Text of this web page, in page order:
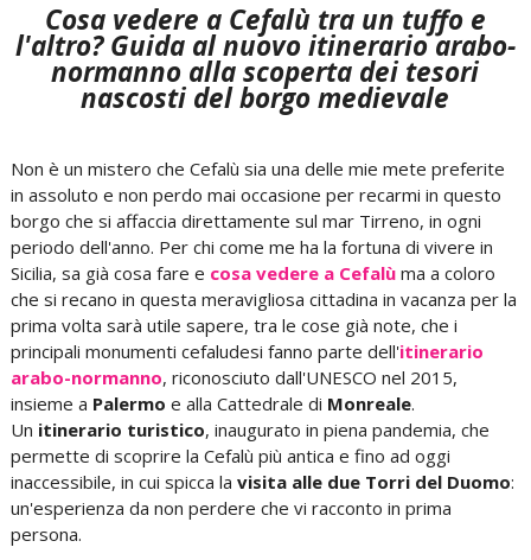
Cosa vedere a Cefalù tra un tuffo e
l'altro? Guida al nuovo itinerario arabo-
normanno alla scoperta dei tesori
nascosti del borgo medievale
Non è un mistero che Cefalù sia una delle mie mete preferite
in assoluto e non perdo mai occasione per recarmi in questo
borgo che si affaccia direttamente sul mar Tirreno, in ogni
periodo dell'anno. Per chi come me ha la fortuna di vivere in
Sicilia, sa già cosa fare e cosa vedere a Cefalùma a coloro
che si recano in questa meravigliosa cittadina in vacanza per la
prima volta sarà utile sapere, tra le cose già note, che i
principali monumenti cefaludesi fanno parte dell'itinerario
arabo-normanno, riconosciuto dall'UNESCO nel 2015,
insieme a Palermo e alla Cattedrale di Monreale.
Un itinerario turistico, inaugurato in piena pandemia, che
permette di scoprire la Cefalù più antica e fino ad oggi
inaccessibile, in cui spicca la visita alle due Torri del Duomo:
un'esperienza da non perdere che vi racconto in prima
persona.